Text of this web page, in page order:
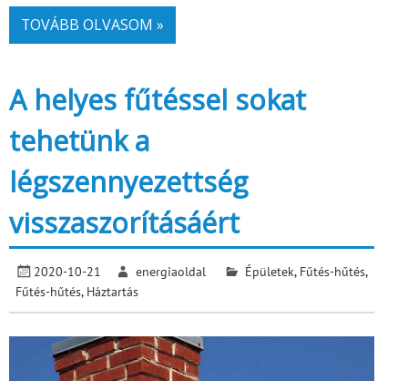
TOVÁBB OLVASOM »
A helyes fűtéssel sokat
tehetünk a
légszennyezettség
visszaszorításáért
2020-10-21 energiaoldal Épületek, Fűtés-hűtés,
Fűtés-hűtés, Háztartás